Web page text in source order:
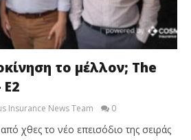
το μέλλον; The
Insurance News Team 0
χθες το νέο επεισόδιο της σειράς